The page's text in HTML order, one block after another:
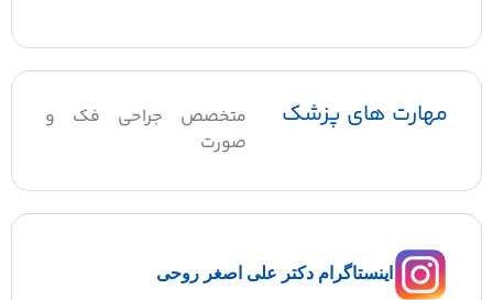
مهارت های پزشک
متخصص جراحی فک و
صورت
اینستاگرام دکتر علی اصغر روحی